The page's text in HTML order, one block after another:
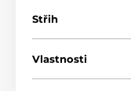
Střih
Vlastnosti